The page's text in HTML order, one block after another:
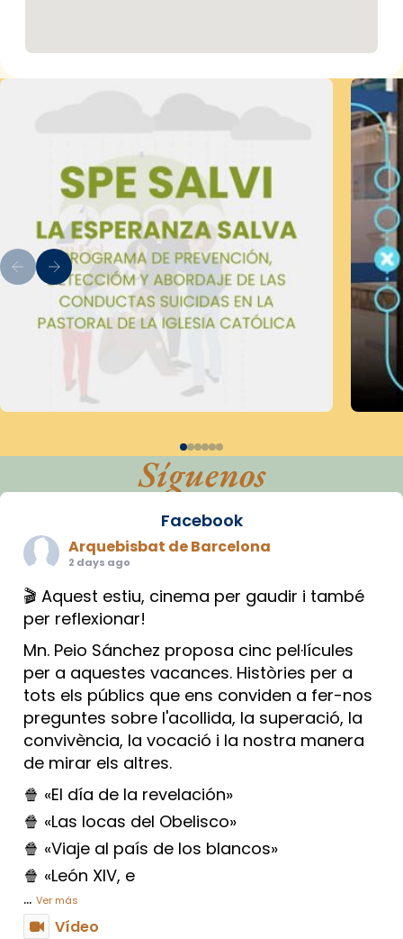
Síguenos
Facebook
Arquebisbat de Barcelona
2 days ago
🎬 Aquest estiu, cinema per gaudir i també
per reflexionar!
Mn. Peio Sánchez proposa cinc pel·lícules
per a aquestes vacances. Històries per a
tots els públics que ens conviden a fer-nos
preguntes sobre l'acollida, la superació, la
convivència, la vocació i la nostra manera
de mirar els altres.
🍿 «El día de la revelación»
🍿 «Las locas del Obelisco»
🍿 «Viaje al país de los blancos»
🍿 «León XIV, e
... Ver más
Vídeo